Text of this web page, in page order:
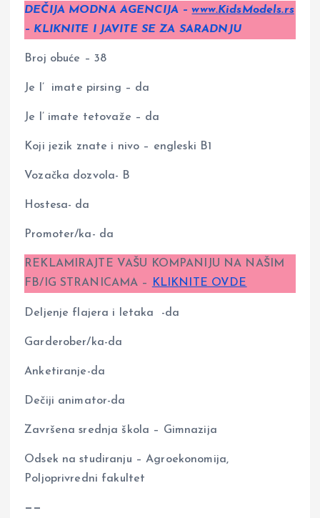
DEČIJA MODNA AGENCIJA –www.KidsModels.rs
– KLIKNITE I JAVITE SE ZA SARADNJU
Broj obuće – 38
Je l’ imate pirsing – da
Je l’ imate tetovaže – da
Koji jezik znate i nivo – engleski B1
Vozačka dozvola- B
Hostesa- da
Promoter/ka- da
REKLAMIRAJTE VAŠU KOMPANIJU NA NAŠIM
FB/IG STRANICAMA –
KLIKNITE OVDE
Deljenje flajera i letaka -da
Garderober/ka-da
Anketiranje-da
Dečiji animator-da
Završena srednja škola – Gimnazija
Odsek na studiranju – Agroekonomija,
Poljoprivredni fakultet
——